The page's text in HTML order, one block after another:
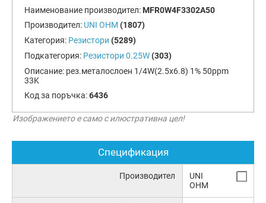
Наименование производител: MFR0W4F3302A50
Производител: UNI OHM (1807)
Категория: Резистори (5289)
Подкатегория: Резистори 0.25W (303)
Описание: рез.металослоен 1/4W(2.5x6.8) 1% 50ppm
33K
Код за поръчка:6436
Изображението е само с илюстративна цел!
Спецификация
Производител
UNI
OHM